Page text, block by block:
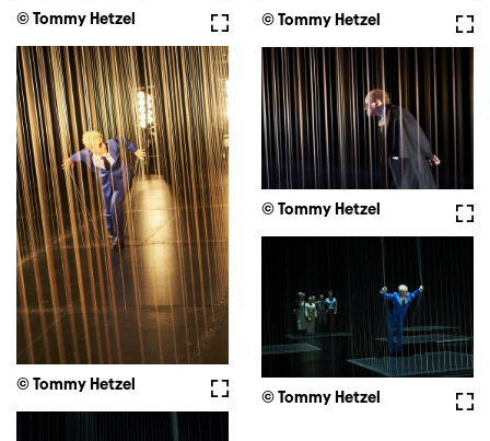
Vollbild
© Tommy Hetzel © Tommy Hetzel
Vollbild
© Tommy Hetzel
© Tommy Hetzel
© Tommy Hetzel